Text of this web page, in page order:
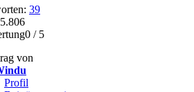
39
/ 5
von
Profil